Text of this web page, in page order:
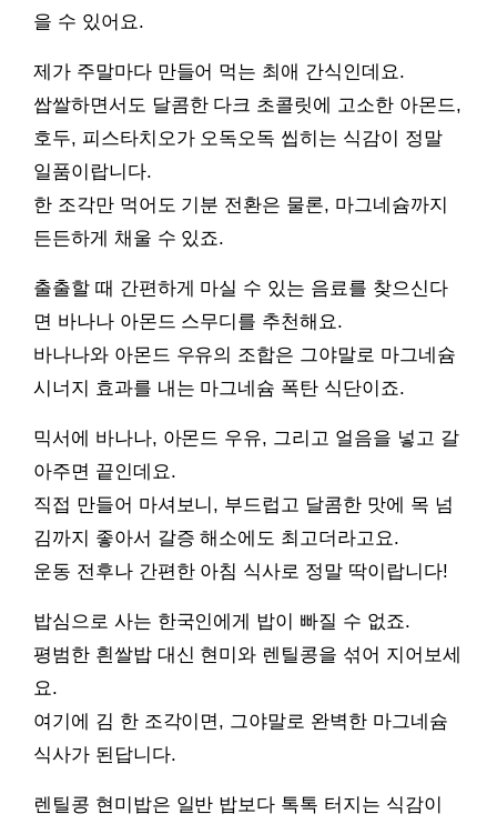
을 수 있어요.
제가 주말마다 만들어 먹는 최애 간식인데요.
쌉쌀하면서도 달콤한 다크 초콜릿에 고소한 아몬드,
호두, 피스타치오가 오독오독 씹히는 식감이 정말
일품이랍니다.
한 조각만 먹어도 기분 전환은 물론, 마그네슘까지
든든하게 채울 수 있죠.
출출할 때 간편하게 마실 수 있는 음료를 찾으신다
면 바나나 아몬드 스무디를 추천해요.
바나나와 아몬드 우유의 조합은 그야말로 마그네슘
시너지 효과를 내는 마그네슘 폭탄 식단이죠.
믹서에 바나나, 아몬드 우유, 그리고 얼음을 넣고 갈
아주면 끝인데요.
직접 만들어 마셔보니, 부드럽고 달콤한 맛에 목 넘
김까지 좋아서 갈증 해소에도 최고더라고요.
운동 전후나 간편한 아침 식사로 정말 딱이랍니다!
밥심으로 사는 한국인에게 밥이 빠질 수 없죠.
평범한 흰쌀밥 대신 현미와 렌틸콩을 섞어 지어보세
요.
여기에 김 한 조각이면, 그야말로 완벽한 마그네슘
식사가 된답니다.
렌틸콩 현미밥은 일반 밥보다 톡톡 터지는 식감이